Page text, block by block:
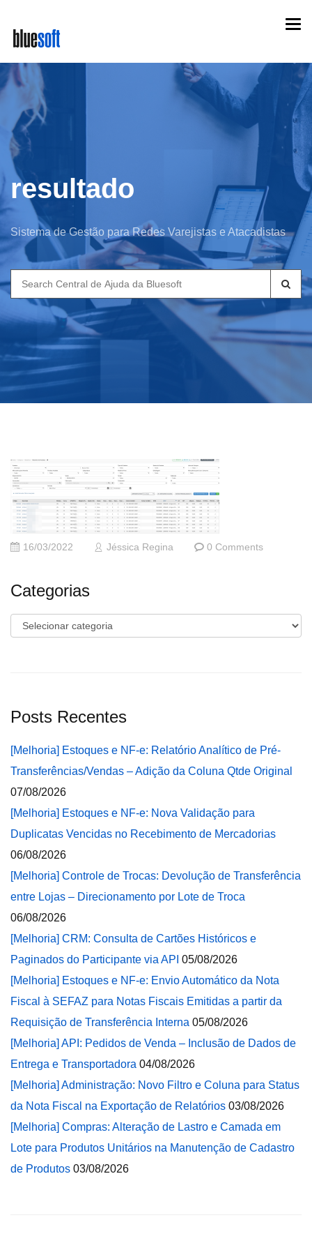
main
content
resultado
Sistema de Gestão para Redes Varejistas e Atacadistas
Search
for:
16/03/2022 Jéssica Regina 0 Comments
Categorias
Categorias
Posts Recentes
[Melhoria] Estoques e NF-e: Relatório Analítico de Pré-
Transferências/Vendas – Adição da Coluna Qtde Original
07/08/2026
[Melhoria] Estoques e NF-e: Nova Validação para
Duplicatas Vencidas no Recebimento de Mercadorias
06/08/2026
[Melhoria] Controle de Trocas: Devolução de Transferência
entre Lojas – Direcionamento por Lote de Troca
06/08/2026
[Melhoria] CRM: Consulta de Cartões Históricos e
Paginados do Participante via API 05/08/2026
[Melhoria] Estoques e NF-e: Envio Automático da Nota
Fiscal à SEFAZ para Notas Fiscais Emitidas a partir da
Requisição de Transferência Interna 05/08/2026
[Melhoria] API: Pedidos de Venda – Inclusão de Dados de
Entrega e Transportadora 04/08/2026
[Melhoria] Administração: Novo Filtro e Coluna para Status
da Nota Fiscal na Exportação de Relatórios 03/08/2026
[Melhoria] Compras: Alteração de Lastro e Camada em
Lote para Produtos Unitários na Manutenção de Cadastro
de Produtos 03/08/2026